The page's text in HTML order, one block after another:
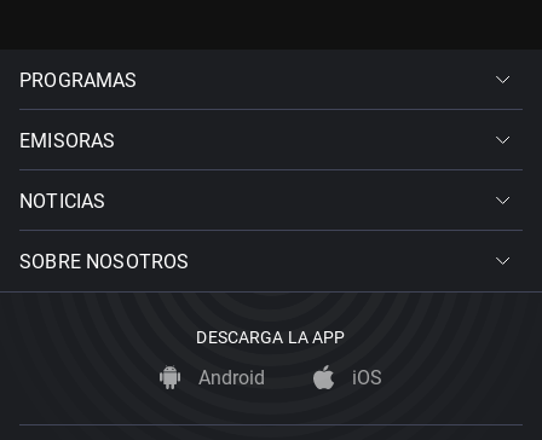
PROGRAMAS
EMISORAS
NOTICIAS
SOBRE NOSOTROS
DESCARGA LA APP
Android iOS